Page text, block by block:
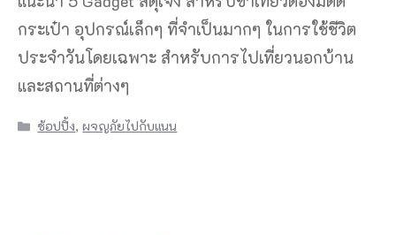
กระเป๋า อุปกรณ์เล็กๆ ที่จำเป็นมากๆ ในการใช้ชีวิต
ประจำวันโดยเฉพาะ สำหรับการไปเที่ยวนอกบ้าน
และสถานที่ต่างๆ
Categories
ช้อปปิ้ง,ผจญภัยไปกับแนน